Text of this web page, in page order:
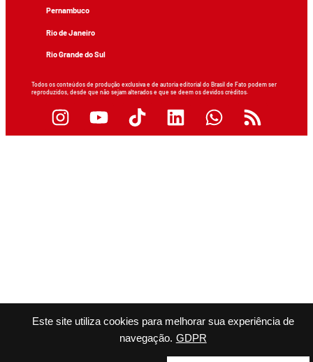
Este site utiliza cookies para melhorar sua experiência de
navegação. GDPR
Pernambuco
Rio de Janeiro
Rio Grande do Sul
Todos os conteúdos de produção exclusiva e de autoria editorial do Brasil de Fato podem ser
reproduzidos, desde que não sejam alterados e que se deem os devidos créditos.